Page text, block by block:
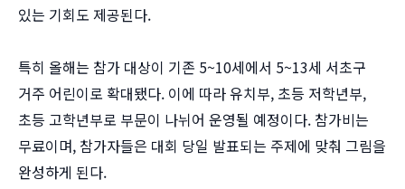
있는 기회도 제공된다.
특히 올해는 참가 대상이 기존 5~10세에서 5~13세 서초구
거주 어린이로 확대됐다. 이에 따라 유치부, 초등 저학년부,
초등 고학년부로 부문이 나뉘어 운영될 예정이다. 참가비는
무료이며, 참가자들은 대회 당일 발표되는 주제에 맞춰 그림을
완성하게 된다.